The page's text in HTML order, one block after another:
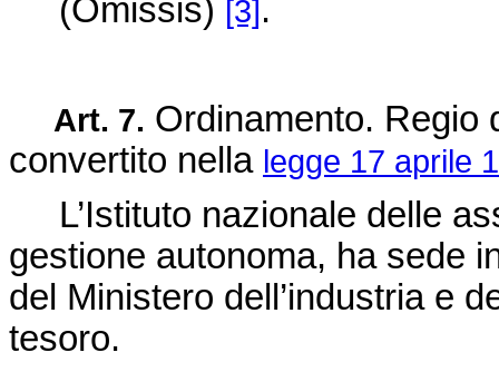
(Omissis) [3].
Art. 7. Ordinamento. Regio
convertito nella legge 17 aprile
L’Istituto nazionale delle
gestione autonoma, ha sede
del Ministero dell’industria e
tesoro.